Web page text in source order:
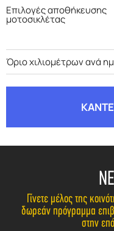
Επιλογές αποθήκευσης
μοτοσικλέτας
Όριο χιλιομέτρων ανά
Γίνετε μέλος της
δωρεάν πρόγραμμα
στην